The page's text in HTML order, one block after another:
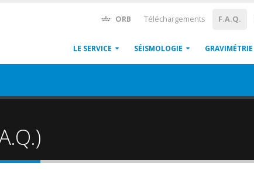
ORB Téléchargements F.A.Q.
LE SERVICE SÉISMOLOGIE GRAVIMÉTRIE